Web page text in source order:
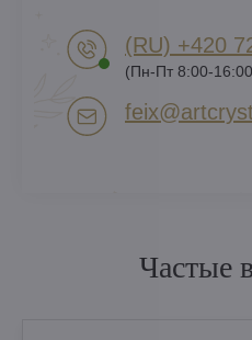
(RU) +420
(Пн-Пт 8:00-
Частые